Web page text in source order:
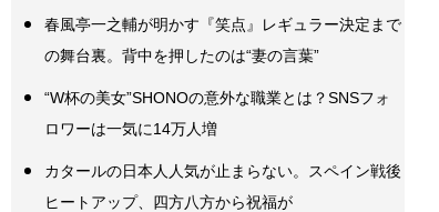
春風亭一之輔が明かす『笑点』レギュラー決定まで
の舞台裏。背中を押したのは“妻の言葉”
“W杯の美女”SHONOの意外な職業とは？SNSフォ
ロワーは一気に14万人増
カタールの日本人人気が止まらない。スペイン戦後
ヒートアップ、四方八方から祝福が